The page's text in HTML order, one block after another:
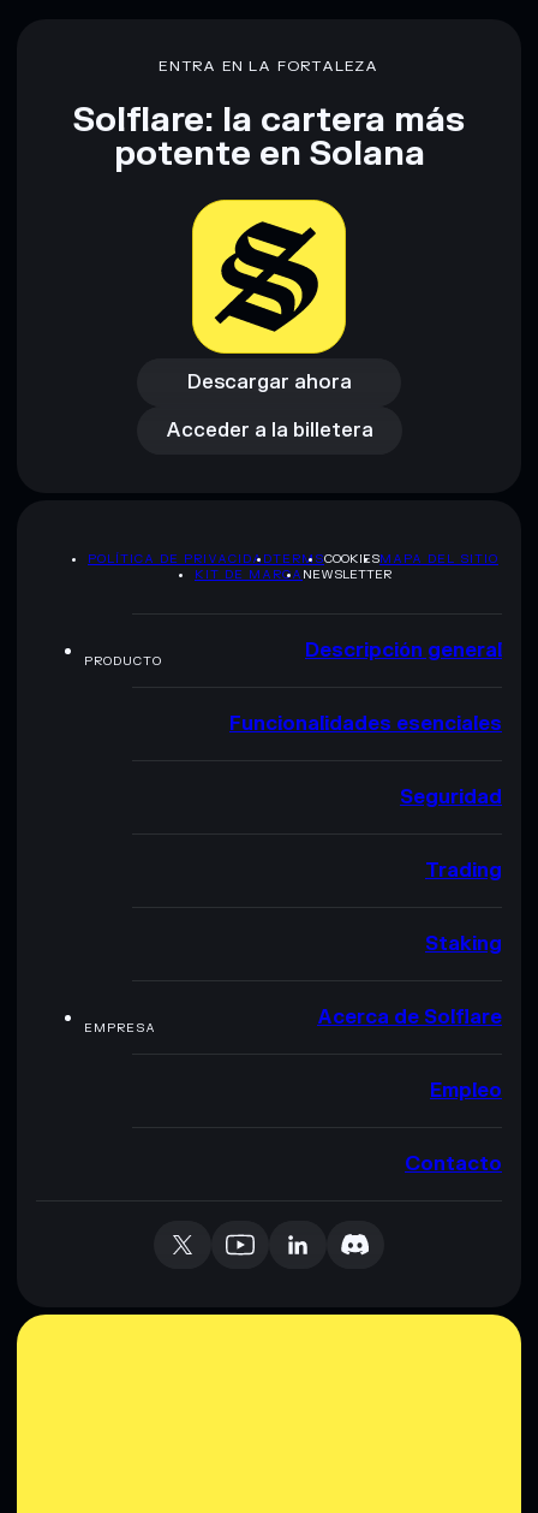
ENTRA EN LA FORTALEZA
Solflare: la cartera más
potente en Solana
Descargar ahora
Descargar ahora
Acceder a la billetera
Acceder a la billetera
POLÍTICA DE PRIVACIDADTERMSCOOKIESMAPA DEL SITIO
KIT DE MARCA NEWSLETTER
PRODUCTO Descripción general
Funcionalidades esenciales
Seguridad
Trading
Staking
EMPRESA Acerca de Solflare
Empleo
Contacto